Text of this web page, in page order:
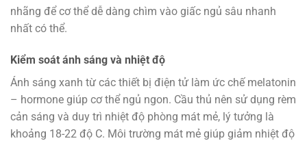
nhãng để cơ thể dễ dàng chìm vào giấc ngủ sâu nhanh
nhất có thể.
Kiểm soát ánh sáng và nhiệt độ
Ánh sáng xanh từ các thiết bị điện tử làm ức chế melatonin
– hormone giúp cơ thể ngủ ngon. Cầu thủ nên sử dụng rèm
cản sáng và duy trì nhiệt độ phòng mát mẻ, lý tưởng là
khoảng 18-22 độ C. Môi trường mát mẻ giúp giảm nhiệt độ